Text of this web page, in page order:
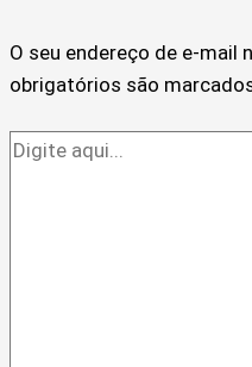
O seu endereço de e-mail
obrigatórios são
Digite